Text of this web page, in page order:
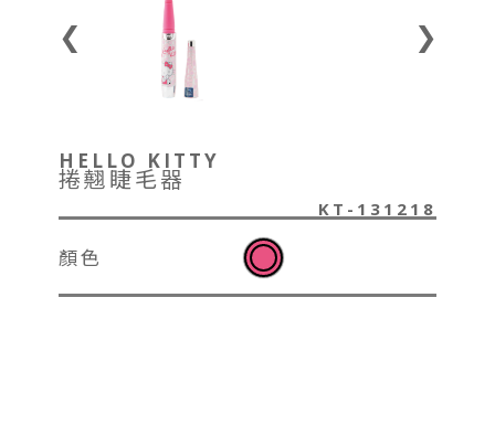
❮ ❯
HELLO KITTY
捲翹睫毛器
KT-131218
顏色